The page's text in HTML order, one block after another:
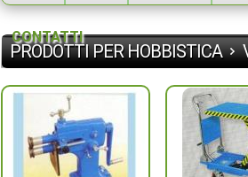
CONTATTI
PRODOTTI PER HOBBISTICA